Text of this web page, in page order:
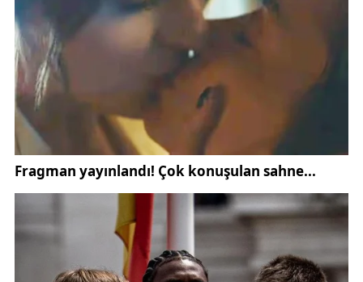
güldüren önemli bir gelişme olarak öne çıktı.
Hazırlıklarını tamamlayan Özbelsan Sivasspor
kafilesi, yarın hava yoluyla İstanbul’a hareket
edecek. Kırmızı-beyazlı ekip, karşılaşma öncesinde
konaklayacağı otelde kampa girerek maç saatine
kadar son analiz ve toplantılarını gerçekleştirecek.
maç planına özel sunumlar yapacağı öğrenildi.
Oyuncuların mental olarak da karşılaşmaya en iyi
şekilde hazırlanması hedefleniyor. Deplasman
maçlarının ligdeki sıralama açısından taşıdığı kritik